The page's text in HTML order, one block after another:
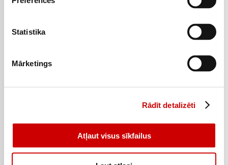
Statistika
Mārketings
Rādīt detalizēti
Atļaut visus sīkfailus
2
. 19€ 3
. 29€
Pievienot